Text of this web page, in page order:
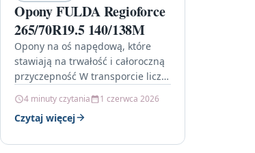
Opony FULDA Regioforce
265/70R19.5 140/138M
Opony na oś napędową, które
stawiają na trwałość i całoroczną
przyczepność W transporcie liczy
rusza, ale też jak…
4 minuty czytania 1 czerwca 2026
Czytaj więcej